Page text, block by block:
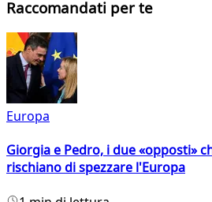
Raccomandati per te
Europa
Giorgia e Pedro, i due «opposti»
rischiano di spezzare l'Europa